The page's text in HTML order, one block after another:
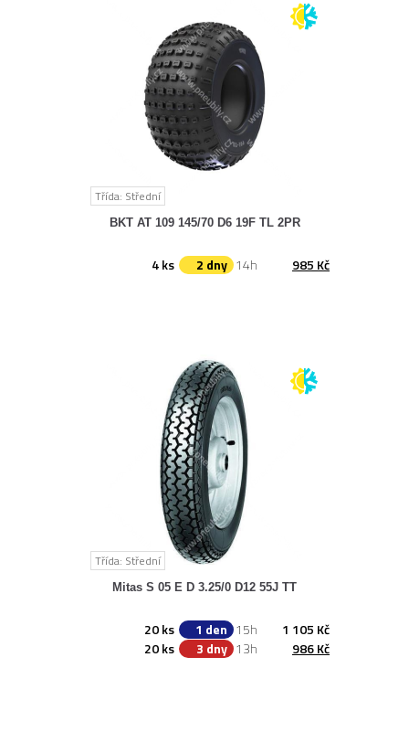
Třída: Střední
BKT AT 109 145/70 D6 19F TL 2PR
985 Kč
14h
2 dny
4 ks
Třída: Střední
Mitas S 05 E D 3.25/0 D12 55J TT
1 105 Kč
15h
1 den
20 ks
986 Kč
13h
3 dny
20 ks